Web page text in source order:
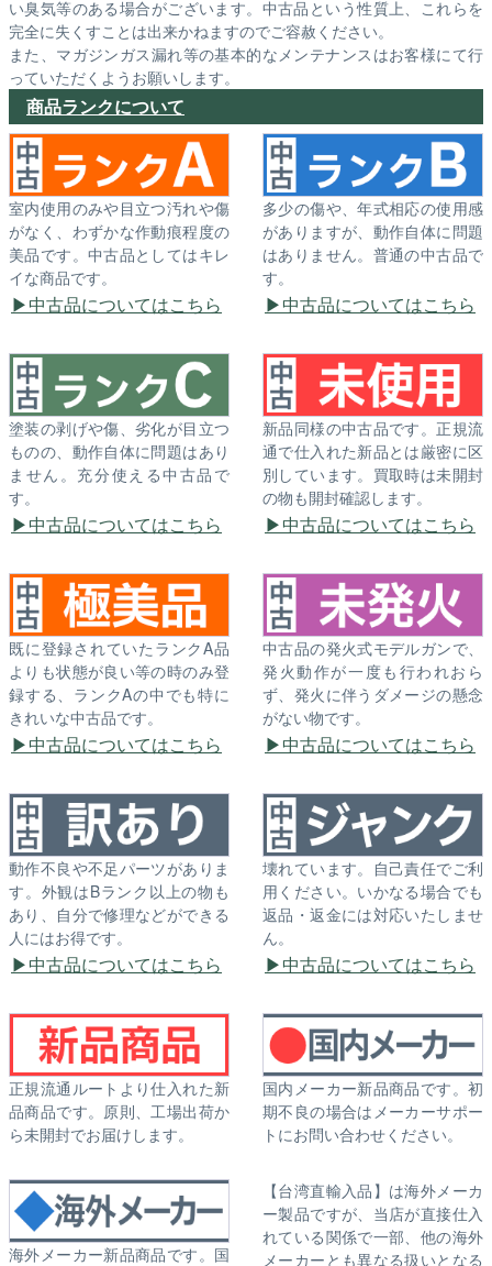
い臭気等のある場合がございます。中古品という性質上、これらを
完全に失くすことは出来かねますのでご容赦ください。
また、マガジンガス漏れ等の基本的なメンテナンスはお客様にて行
っていただくようお願いします。
商品ランクについて
室内使用のみや目立つ汚れや傷
がなく、わずかな作動痕程度の
美品です。中古品としてはキレ
イな商品です。
中古品についてはこちら
多少の傷や、年式相応の使用感
がありますが、動作自体に問題
はありません。普通の中古品で
す。
中古品についてはこちら
塗装の剥げや傷、劣化が目立つ
ものの、動作自体に問題はあり
ません。充分使える中古品で
す。
中古品についてはこちら
新品同様の中古品です。正規流
通で仕入れた新品とは厳密に区
別しています。買取時は未開封
の物も開封確認します。
中古品についてはこちら
既に登録されていたランクA品
よりも状態が良い等の時のみ登
録する、ランクAの中でも特に
きれいな中古品です。
中古品についてはこちら
中古品の発火式モデルガンで、
発火動作が一度も行われおら
ず、発火に伴うダメージの懸念
がない物です。
中古品についてはこちら
動作不良や不足パーツがありま
す。外観はBランク以上の物も
あり、自分で修理などができる
人にはお得です。
中古品についてはこちら
壊れています。自己責任でご利
用ください。いかなる場合でも
返品・返金には対応いたしませ
ん。
中古品についてはこちら
正規流通ルートより仕入れた新
品商品です。原則、工場出荷か
ら未開封でお届けします。
国内メーカー新品商品です。初
期不良の場合はメーカーサポー
トにお問い合わせください。
海外メーカー新品商品です。国
【台湾直輸入品】は海外メーカ
ー製品ですが、当店が直接仕入
れている関係で一部、他の海外
メーカーとも異なる扱いとなる